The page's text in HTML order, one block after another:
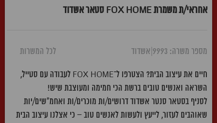
אחראי/ת משמרת FOX HOME סטאר אשדוד
מספר משרה: 9993 אשדוד לכל המשרות
חיים את עיצוב הבית? הצטרפו ל־FOX HOME לעבודה עם סטייל,
השראה ואנשים טובים ברשת הכי חמימה ומעוצבת שיש!
לסניף בסטאר סנטר אשדוד דרושים/ות מוכרים/ות ואחמ"שים/יות
שאוהבים לעזור, לייעץ ולעשות לאנשים טוב – כי אצלנו עיצוב הבית